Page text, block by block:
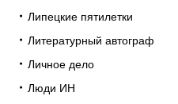
Липецкие пятилетки
Литературный автограф
Личное дело
Люди ИН